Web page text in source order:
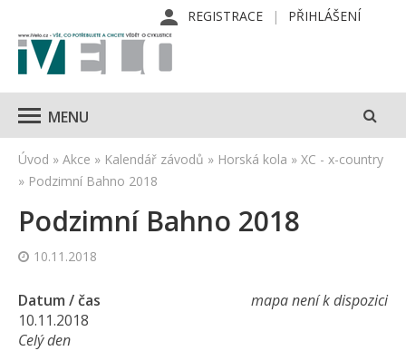
REGISTRACE PŘIHLÁŠENÍ
MENU
Úvod » Akce » Kalendář závodů » Horská kola » XC - x-country
» Podzimní Bahno 2018
Podzimní Bahno 2018
10.11.2018
mapa není k dispozici
Datum / čas
10.11.2018
Celý den